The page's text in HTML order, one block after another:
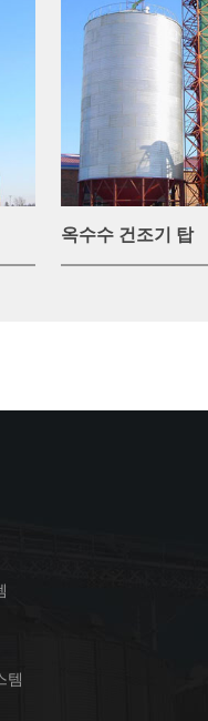
옥수수 건조기 탑
템